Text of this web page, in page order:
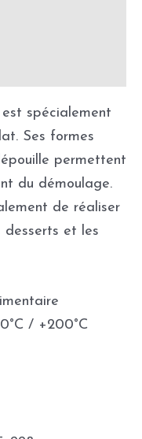
spécialement
Ses formes
permettent
du démoulage.
de réaliser
desserts et les
/ +200°C